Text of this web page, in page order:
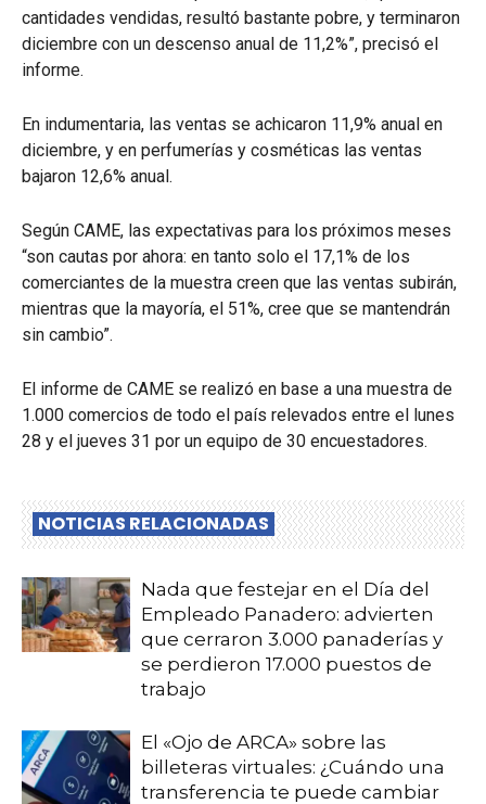
cantidades vendidas, resultó bastante pobre, y terminaron
diciembre con un descenso anual de 11,2%”, precisó el
informe.
En indumentaria, las ventas se achicaron 11,9% anual en
diciembre, y en perfumerías y cosméticas las ventas
bajaron 12,6% anual.
Según CAME, las expectativas para los próximos meses
“son cautas por ahora: en tanto solo el 17,1% de los
comerciantes de la muestra creen que las ventas subirán,
mientras que la mayoría, el 51%, cree que se mantendrán
sin cambio”.
El informe de CAME se realizó en base a una muestra de
1.000 comercios de todo el país relevados entre el lunes
28 y el jueves 31 por un equipo de 30 encuestadores.
NOTICIAS RELACIONADAS
Nada que festejar en el Día del
Empleado Panadero: advierten
que cerraron 3.000 panaderías y
se perdieron 17.000 puestos de
trabajo
El «Ojo de ARCA» sobre las
billeteras virtuales: ¿Cuándo una
transferencia te puede cambiar